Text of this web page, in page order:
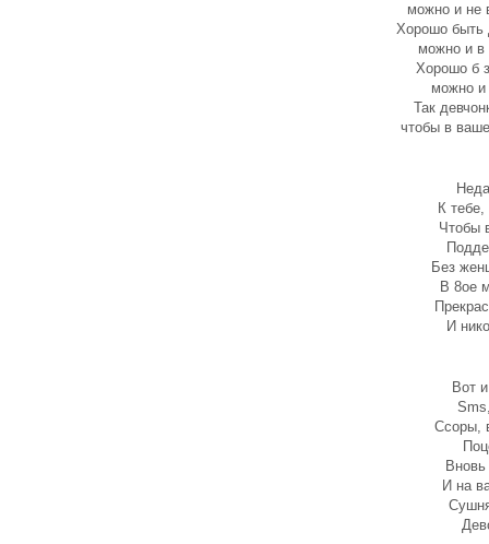
можно и не
Хорошо быть
можно и в
Хорошо б
можно и
Так
чтобы в
К
Чтобы
Без
В 8ое
И
Вот
Ссоры,
И на